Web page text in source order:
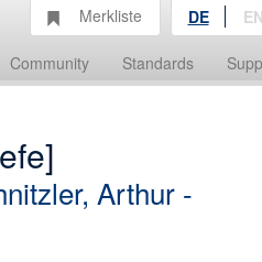
Community Standards
Merkliste DE EN
Arthur -